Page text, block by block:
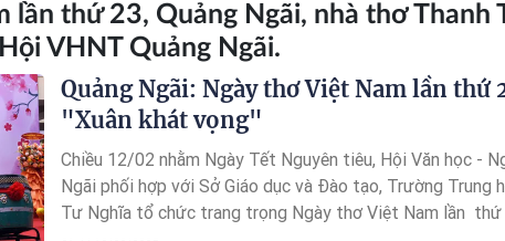
lần thứ 23, Quảng Ngãi, nhà thơ Thanh
VHNT Quảng Ngãi.
Quảng Ngãi: Ngày thơ Việt Nam lần thứ
"Xuân khát vọng"
Chiều 12/02 nhằm Ngày Tết Nguyên tiêu, Hội Văn học -
Ngãi phối hợp với Sở Giáo dục và Đào tạo, Trường Trung
Tư Nghĩa tổ chức trang trọng Ngày thơ Việt Nam lần thứ